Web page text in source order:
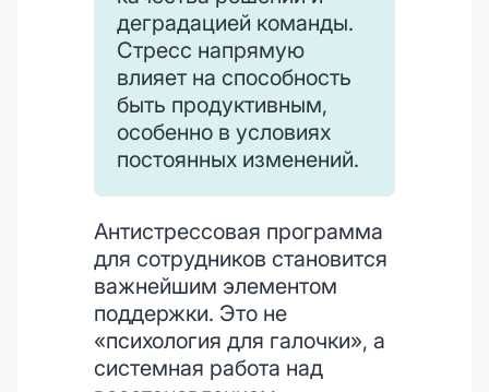
деградацией команды.
Стресс напрямую
влияет на способность
быть продуктивным,
особенно в условиях
постоянных изменений.
Антистрессовая программа
для сотрудников становится
важнейшим элементом
поддержки. Это не
«психология для галочки», а
системная работа над